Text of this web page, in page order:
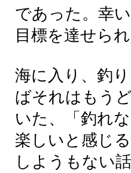
であった。 幸
目標を達せら
海に 入 り、 釣
ばそれはもう
いた、「 釣れ
楽しいと 感 じ
しようもない話